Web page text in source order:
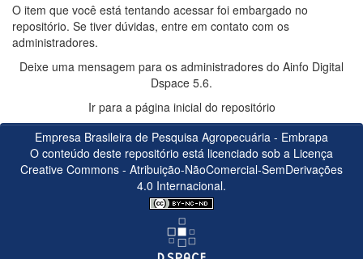
O item que você está tentando acessar foi embargado no
repositório. Se tiver dúvidas, entre em contato com os
administradores.
Deixe uma mensagem para os administradores do Ainfo Digital
Dspace 5.6.
Ir para a página inicial do repositório
Empresa Brasileira de Pesquisa Agropecuária - Embrapa
O conteúdo deste repositório está licenciado sob a Licença
Creative Commons - Atribuição-NãoComercial-SemDerivações
4.0 Internacional.